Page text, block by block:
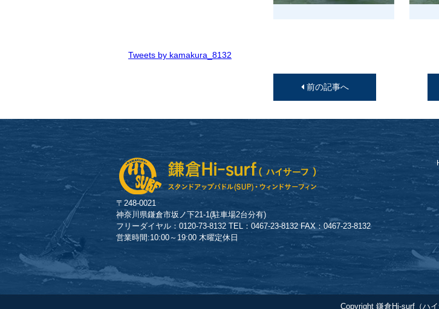
前の記事へ
Tweets by kamakura_8132
〒248-0021
神奈川県鎌倉市坂ノ下21-1(駐車場2台分有)
フリーダイヤル：0120-73-8132 TEL：0467-23-8132 FAX：0467-23-8132
営業時間:10:00～19:00 木曜定休日
Copyright 鎌倉Hi-surf（ハ